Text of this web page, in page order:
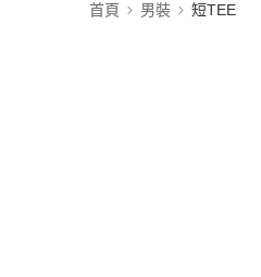
首頁 男裝 短TEE